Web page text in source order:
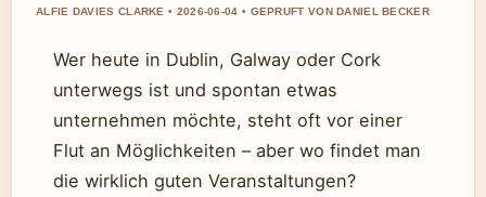
ALFIE DAVIES CLARKE • 2026-06-04 • GEPRUFT VON DANIEL BECKER
Wer heute in Dublin, Galway oder Cork
unterwegs ist und spontan etwas
unternehmen möchte, steht oft vor einer
Flut an Möglichkeiten – aber wo findet man
die wirklich guten Veranstaltungen?